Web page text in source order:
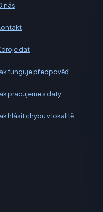
nás
dat
funguje předpověď
pracujeme s daty
hlásit chybu v lokalitě